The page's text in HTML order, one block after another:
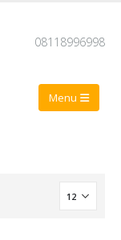
08118996998